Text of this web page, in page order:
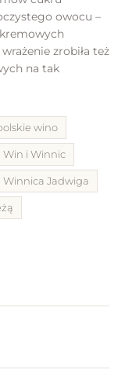
owocu –
zrobiła też
na tak
wino
Win i Winnic
Winnica Jadwiga